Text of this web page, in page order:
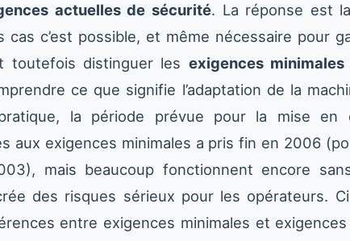
actuelles de sécurité. La réponse est
cas c’est possible, et même nécessaire pour
toutefois distinguer les exigences minimales
ce que signifie l’adaptation de la
la période prévue pour la mise en
aux exigences minimales a pris fin en 2006
mais beaucoup fonctionnent encore
des risques sérieux pour les opérateurs.
entre exigences minimales et